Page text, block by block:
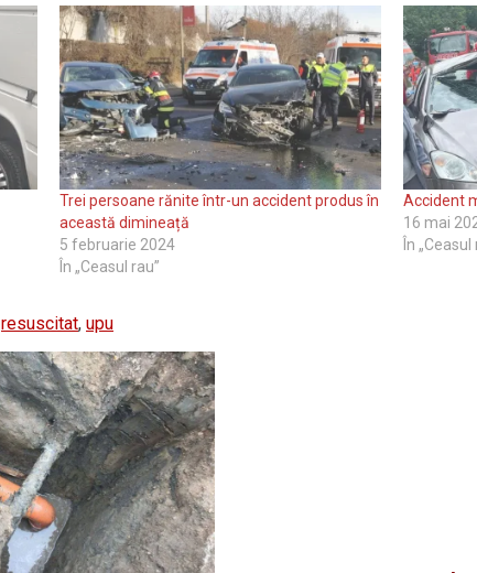
Trei persoane rănite într-un accident produs în
această dimineață
5 februarie 2024
În „Ceasul rau”
Accident
16 mai
În „Ceasul
resuscitat, upu